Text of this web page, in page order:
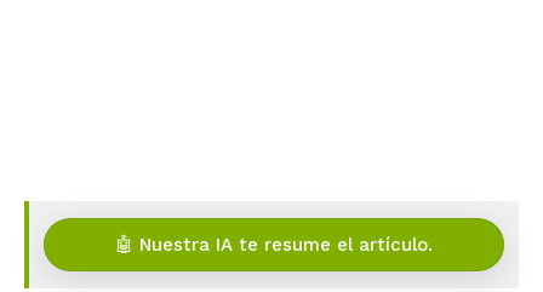
🤖 Nuestra IA te resume el artículo.